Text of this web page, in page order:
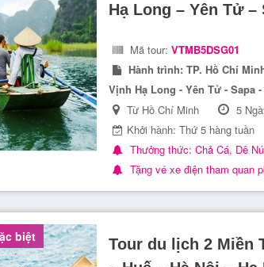
Hạ Long – Yên Tử –
Mã tour: VTMB5DSG01
Hành trình: TP. Hồ Chí
Vịnh Hạ Long - Yên Tử - Sapa
Từ Hồ Chí Minh
5
Khởi hành: Thứ 5 hàng tuần
Thưởng thức: Chả Cá, Dê
Tặng vé xe điện tham quan
biệt
Tour du lịch 2 Miền